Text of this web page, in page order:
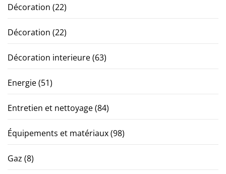
Décoration (22)
Décoration (22)
Décoration interieure(63)
Energie(51)
Entretien et nettoyage(84)
Équipements et matériaux(98)
Gaz (8)